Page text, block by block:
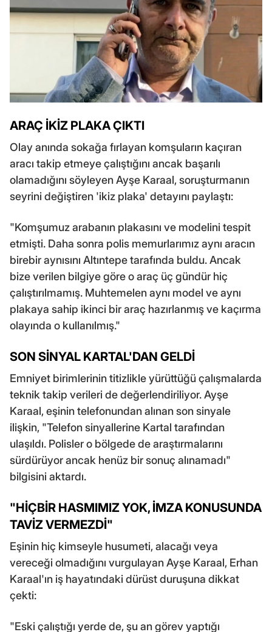
ARAÇ İKİZ PLAKA ÇIKTI
Olay anında sokağa fırlayan komşuların kaçıran
aracı takip etmeye çalıştığını ancak başarılı
olamadığını söyleyen Ayşe Karaal, soruşturmanın
seyrini değiştiren 'ikiz plaka' detayını paylaştı:
"Komşumuz arabanın plakasını ve modelini tespit
etmişti. Daha sonra polis memurlarımız aynı aracın
birebir aynısını Altıntepe tarafında buldu. Ancak
bize verilen bilgiye göre o araç üç gündür hiç
çalıştırılmamış. Muhtemelen aynı model ve aynı
plakaya sahip ikinci bir araç hazırlanmış ve kaçırma
olayında o kullanılmış."
SON SİNYAL KARTAL'DAN GELDİ
Emniyet birimlerinin titizlikle yürüttüğü çalışmalarda
teknik takip verileri de değerlendiriliyor. Ayşe
Karaal, eşinin telefonundan alınan son sinyale
ilişkin, "Telefon sinyallerine Kartal tarafından
ulaşıldı. Polisler o bölgede de araştırmalarını
sürdürüyor ancak henüz bir sonuç alınamadı"
bilgisini aktardı.
"HİÇBİR HASMIMIZ YOK, İMZA KONUSUNDA
TAVİZ VERMEZDİ"
Eşinin hiç kimseyle husumeti, alacağı veya
vereceği olmadığını vurgulayan Ayşe Karaal, Erhan
Karaal'ın iş hayatındaki dürüst duruşuna dikkat
çekti:
"Eski çalıştığı yerde de, şu an görev yaptığı